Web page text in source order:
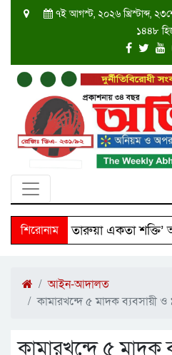
৭ই আগস্ট, ২০২৬ খ্রিস্টাব্দ,
১৪৪৮
শিরোনাম
‘দক্ষিণ তারুয়া একতা শক্তি’
আইন-আদালত
কামারখন্দে ৫ মাদক ব্যবসায়ী ও
কামারখন্দে ৫ মাদক